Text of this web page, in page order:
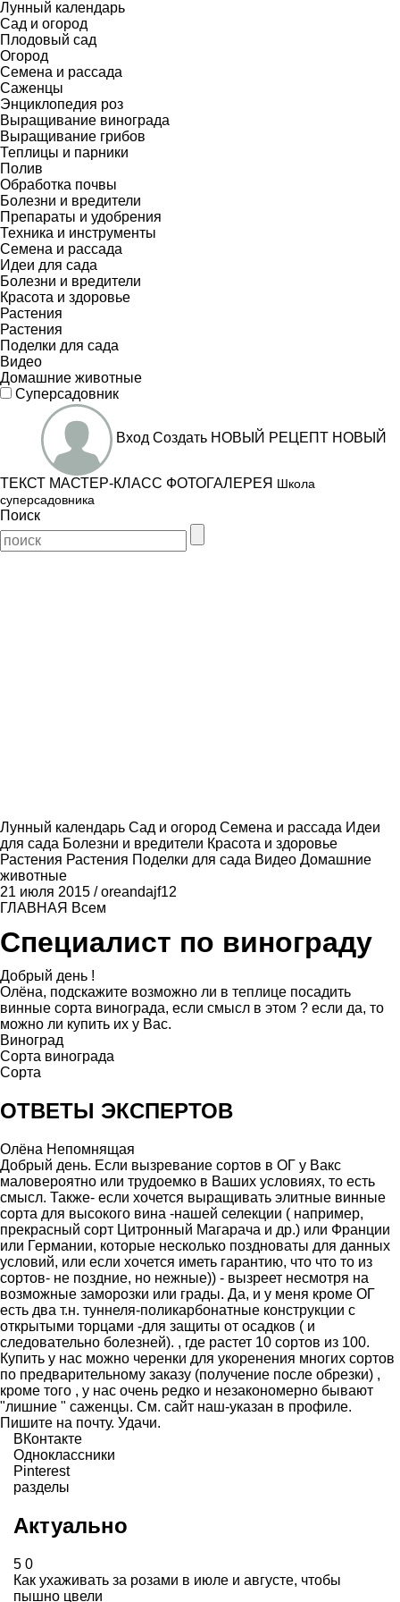
Лунный календарь
Сад и огород
Плодовый сад
Огород
Семена и рассада
Саженцы
Энциклопедия роз
Выращивание винограда
Выращивание грибов
Теплицы и парники
Полив
Обработка почвы
Болезни и вредители
Препараты и удобрения
Техника и инструменты
Семена и рассада
Идеи для сада
Болезни и вредители
Красота и здоровье
Растения
Растения
Поделки для сада
Видео
Домашние животные
Суперсадовник
Вход Создать НОВЫЙ РЕЦЕПТ НОВЫЙ
ТЕКСТ МАСТЕР-КЛАСС ФОТОГАЛЕРЕЯ Школа
суперсадовника
Поиск
Лунный календарь Сад и огород Семена и рассада Идеи
для сада Болезни и вредители Красота и здоровье
Растения Растения Поделки для сада Видео Домашние
животные
21 июля 2015 /oreandajf12
ГЛАВНАЯ Всем
Специалист по винограду
Добрый день !
Олёна, подскажите возможно ли в теплице посадить
винные сорта винограда, если смысл в этом ? если да, то
можно ли купить их у Вас.
Виноград
Сорта винограда
Сорта
ОТВЕТЫ ЭКСПЕРТОВ
Олёна Непомнящая
Добрый день. Если вызревание сортов в ОГ у Вакс
маловероятно или трудоемко в Ваших условиях, то есть
смысл. Также- если хочется выращивать элитные винные
сорта для высокого вина -нашей селекции ( например,
прекрасный сорт Цитронный Магарача и др.) или Франции
или Германии, которые несколько поздноваты для данных
условий, или если хочется иметь гарантию, что что то из
сортов- не поздние, но нежные)) - вызреет несмотря на
возможные заморозки или грады. Да, и у меня кроме ОГ
есть два т.н. туннеля-поликарбонатные конструкции с
открытыми торцами -для защиты от осадков ( и
следовательно болезней). , где растет 10 сортов из 100.
Купить у нас можно черенки для укоренения многих сортов
по предварительному заказу (получение после обрезки) ,
кроме того , у нас очень редко и незакономерно бывают
"лишние " саженцы. См. сайт наш-указан в профиле.
Пишите на почту. Удачи.
ВКонтакте
Одноклассники
Pinterest
разделы
Актуально
5 0
Как ухаживать за розами в июле и августе, чтобы
пышно цвели